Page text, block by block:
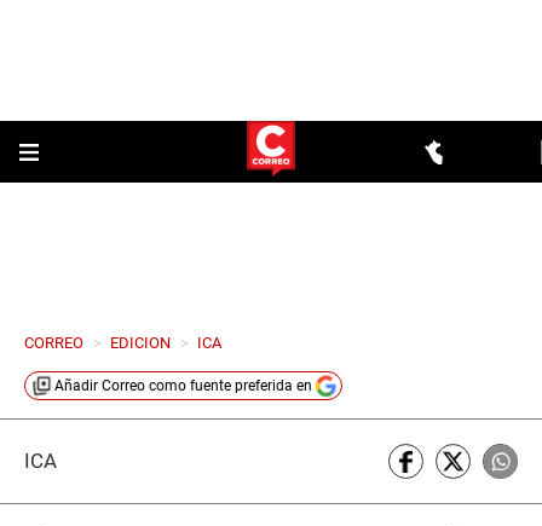
CORREO > EDICION > ICA
Añadir Correo como fuente preferida en
ICA